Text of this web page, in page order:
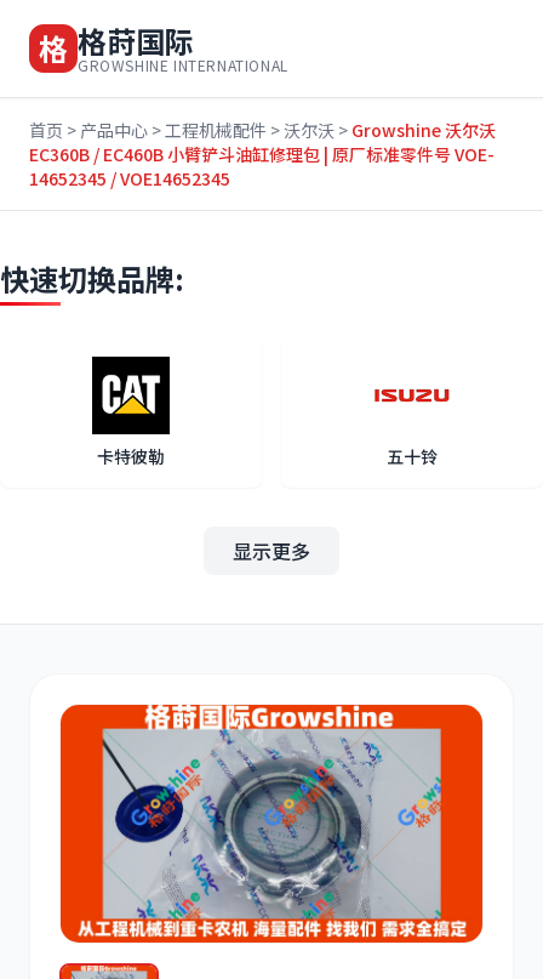
格 格莳国际
GROWSHINE INTERNATIONAL
首页 > 产品中心 >工程机械配件 >沃尔沃 > Growshine 沃尔沃
EC360B / EC460B 小臂铲斗油缸修理包 | 原厂标准零件号 VOE-
14652345 / VOE14652345
快速切换品牌:
卡特彼勒 五十铃
其他 小松
沃尔沃 康明斯
日立
显示更多